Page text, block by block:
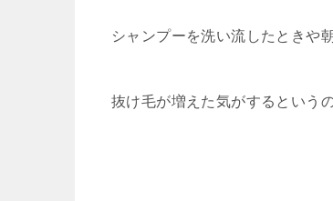
シャンプーを洗い流したときや
抜け毛が増えた気がするという